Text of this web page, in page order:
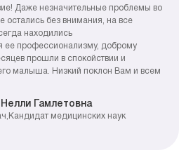
Даже незначительные проблемы во
остались без внимания, на все
находились
ее профессионализму, доброму
прошли в спокойствии и
малыша. Низкий поклон Вам и всем
Гамлетовна
медицинских наук